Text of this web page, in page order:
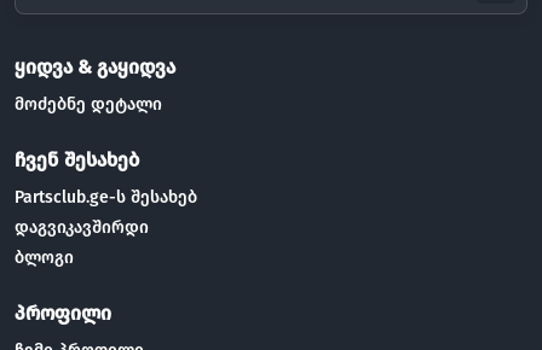
ყიდვა & გაყიდვა
მოძებნე დეტალი
ჩვენ შესახებ
Partsclub.ge-ს შესახებ
დაგვიკავშირდი
ბლოგი
პროფილი